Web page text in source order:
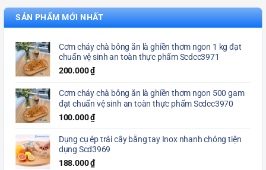
SẢN PHẨM MỚI NHẤT
Cơm cháy chà bông ăn là ghiền thơm ngon 1 kg đạt
chuẩn vệ sinh an toàn thực phẩm Scdcc3971
200.000₫
Cơm cháy chà bông ăn là ghiền thơm ngon 500 gam
đạt chuẩn vệ sinh an toàn thực phẩm Scdcc3970
100.000₫
Dụng cụ ép trái cây bằng tay Inox nhanh chóng tiện
dụng Scd3969
188.000₫